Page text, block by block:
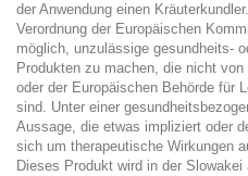
der Anwendung einen
Verordnung der Europäischen
möglich, unzulässige gesundheits-
Produkten zu machen, die nicht
oder der Europäischen Behörde für
sind. Unter einer
Aussage, die etwas impliziert oder
sich um therapeutische Wirkungen
Dieses Produkt wird in der